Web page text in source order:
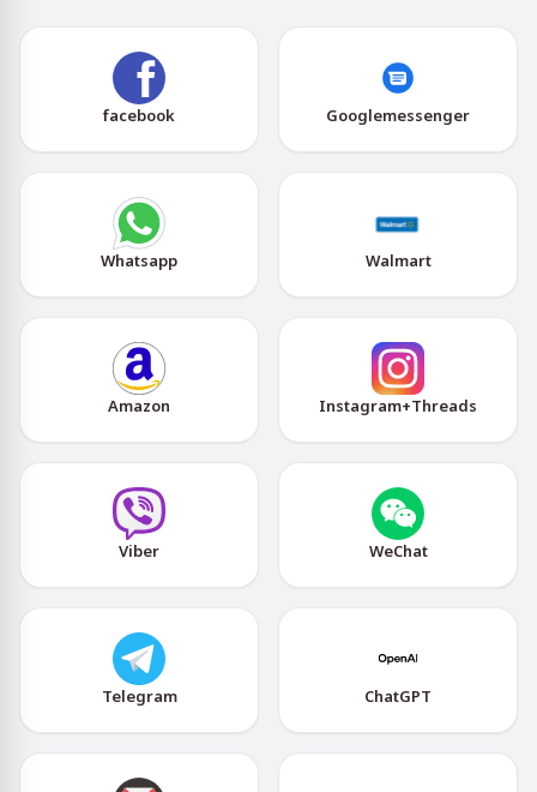
facebook Googlemessenger
Whatsapp Walmart
Amazon Instagram+Threads
Viber WeChat
Telegram ChatGPT